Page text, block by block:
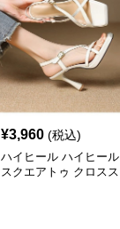
¥3,960 (税込)
ハイヒール ハイヒール
スクエアトゥ クロスス